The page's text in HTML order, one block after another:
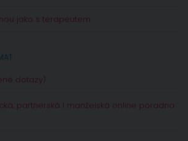
jako s terapeutem
dotazy)
partnerská i manželská online poradna